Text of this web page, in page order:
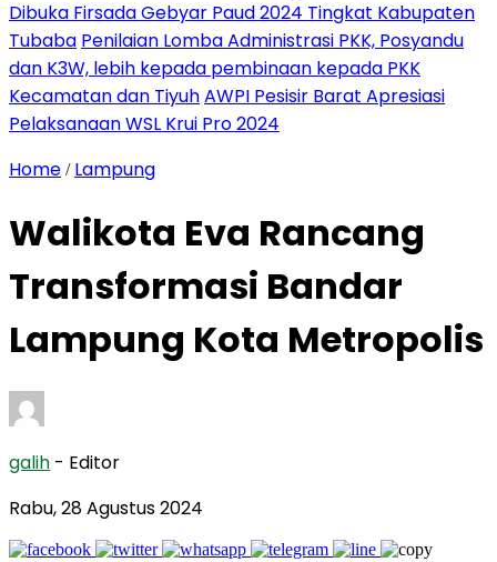
Dibuka Firsada Gebyar Paud 2024 Tingkat Kabupaten
Tubaba Penilaian Lomba Administrasi PKK, Posyandu
dan K3W, lebih kepada pembinaan kepada PKK
Kecamatan dan TiyuhAWPI Pesisir Barat Apresiasi
Pelaksanaan WSL Krui Pro 2024
Home / Lampung
Walikota Eva Rancang
Transformasi Bandar
Lampung Kota Metropolis
galih - Editor
Rabu, 28 Agustus 2024